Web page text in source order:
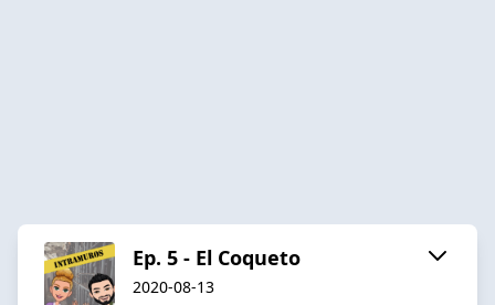
Ep. 5 - El Coqueto
2020-08-13